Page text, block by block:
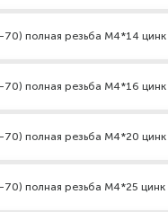
полная резьба М4*14 цинк
полная резьба М4*16 цинк
полная резьба М4*20 цинк
полная резьба М4*25 цинк